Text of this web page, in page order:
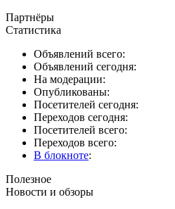
Партнёры
Статистика
Объявлений всего:
Объявлений сегодня:
На модерации:
Опубликованы:
Посетителей сегодня:
Переходов сегодня:
Посетителей всего:
Переходов всего:
В блокноте:
Полезное
Новости и обзоры